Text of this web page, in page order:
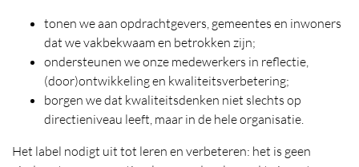
tonen we aan opdrachtgevers, gemeentes en inwoners
dat we vakbekwaam en betrokken zijn;
ondersteunen we onze medewerkers in reflectie,
(door)ontwikkeling en kwaliteitsverbetering;
borgen we dat kwaliteitsdenken niet slechts op
directieniveau leeft, maar in de hele organisatie.
Het label nodigt uit tot leren en verbeteren: het is geen